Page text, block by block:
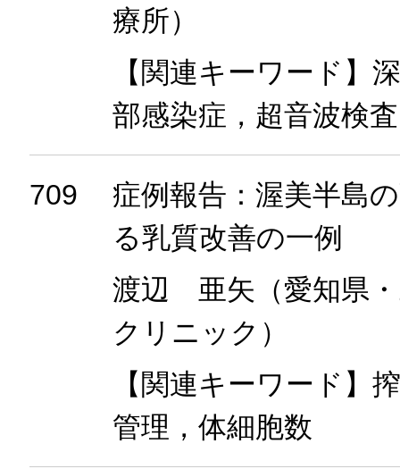
療所）
【関連キーワード】
部感染症，超音波検査
709
症例報告：渥美半島
る乳質改善の一例
渡辺 亜矢（愛知県
クリニック）
【関連キーワード】
管理，体細胞数